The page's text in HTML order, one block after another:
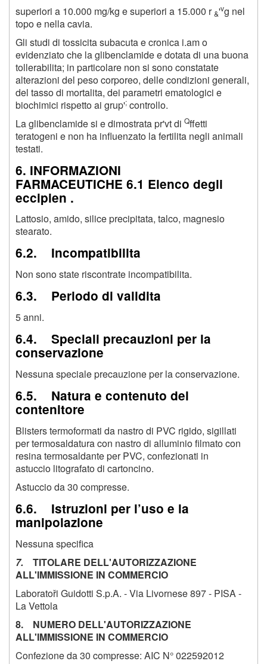
superiori a 10.000 mg/kg e superiori a 15.000 r&'vg nel
topo e nella cavia.
Gli studi di tossicita subacuta e cronica i.am o
evidenziato che la glibenclamide e dotata di una buona
tollerabilita; in particolare non si sono constatate
alterazioni del peso corporeo, delle condizioni generali,
del tasso di mortalita, dei parametri ematologici e
biochimici rispetto ai grup'; controllo.
La glibenclamide si e dimostrata pr'vt di Qffetti
teratogeni e non ha influenzato la fertilita negli animali
testati.
6. INFORMAZIONI
FARMACEUTICHE 6.1 Elenco degli
eccipien .
Lattosio, amido, silice precipitata, talco, magnesio
stearato.
6.2. Incompatibilita
Non sono state riscontrate incompatibilita.
6.3. Periodo di validita
5 anni.
6.4. Speciali precauzioni per la
conservazione
Nessuna speciale precauzione per la conservazione.
6.5. Natura e contenuto del
contenitore
Blisters termoformati da nastro di PVC rigido, sigillati
per termosaldatura con nastro di alluminio filmato con
resina termosaldante per PVC, confezionati in
astuccio litografato di cartoncino.
Astuccio da 30 compresse.
6.6. Istruzioni per l’uso e la
manipolazione
Nessuna specifica
7. TITOLARE DELL'AUTORIZZAZIONE
ALL'IMMISSIONE IN COMMERCIO
Laboratoři Guidotti S.p.A. - Via Livornese 897 - PISA -
La Vettola
8. NUMERO DELL'AUTORIZZAZIONE
ALL'IMMISSIONE IN COMMERCIO
Confezione da 30 compresse: AIC N° 022592012